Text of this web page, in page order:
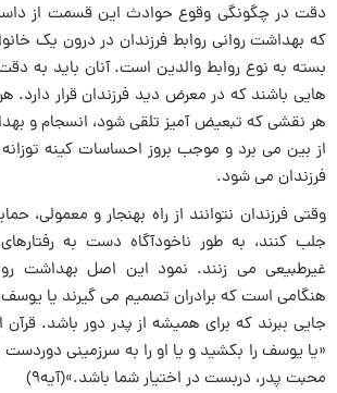
دقت در چگونگى وقوع حوادث این قسمت از
که بهداشت روانی روابط فرزندان در درون یک
بسته به نوع روابط والدین است. آنان باید به
هایى باشند که در معرض دید فرزندان قرار دارد.
هر نقشى که تبعیض آمیز تلقى شود، انسجام و
از بین می برد و موجب بروز احساسات کینه
فرزندان می شود.
وقتى فرزندان نتوانند از راه بهنجار و معمولى،
جلب کنند، به طور ناخودآگاه دست به رفتارهاى
غیرطبیعى می زنند. نمود این اصل بهداشت
هنگامى است که برادران تصمیم می گیرند یا یوسف
جایى ببرند که براى همیشه از پدر دور باشد. قرآن
«یا یوسف را بکشید و یا او را به سرزمینى دوردست‌
محبت پدر، دربست در اختیار شما باشد.»(آیه۹)